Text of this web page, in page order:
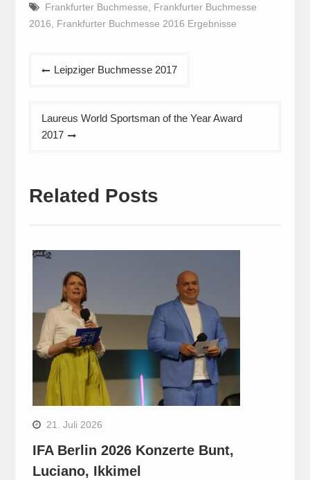
Frankfurter Buchmesse
Frankfurter Buchmesse
2016
Frankfurter Buchmesse 2016 Ergebnisse
Beitragsnavigation
Leipziger Buchmesse 2017
Laureus World Sportsman of the Year Award
2017
Related Posts
21. Juli 2026
IFA Berlin 2026 Konzerte Bunt,
Luciano, Ikkimel